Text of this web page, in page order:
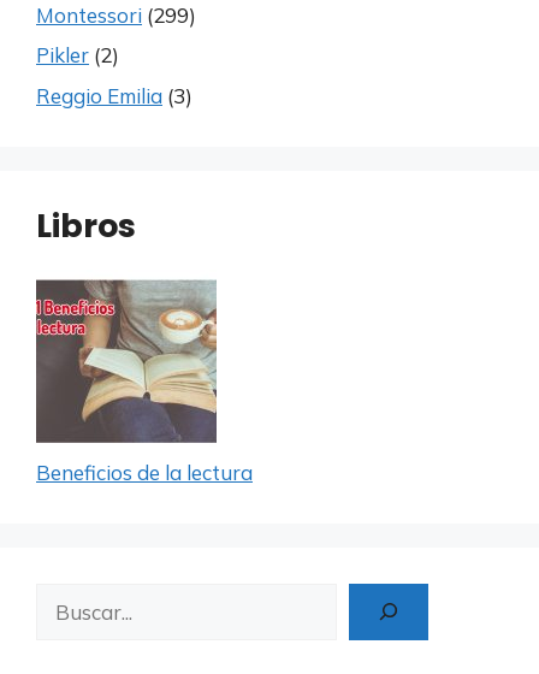
Montessori (299)
Pikler (2)
Reggio Emilia (3)
Libros
Beneficios de la lectura